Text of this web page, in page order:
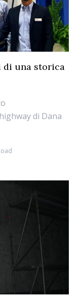
di una storica
di Dana